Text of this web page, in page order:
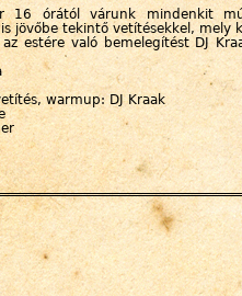
16 órától várunk mindenkit
jövőbe tekintő vetítésekkel, mely
estére való bemelegítést DJ
warmup: DJ Kraak